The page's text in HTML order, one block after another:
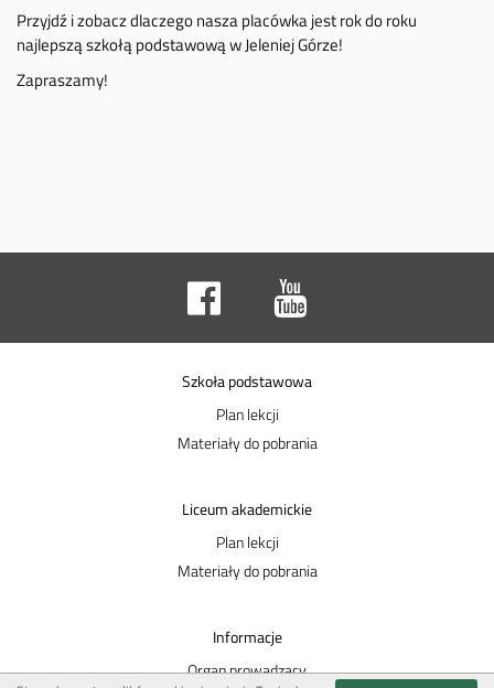
Przyjdź i zobacz dlaczego nasza placówka jest rok do roku
najlepszą szkołą podstawową w Jeleniej Górze!
Zapraszamy!
Szkoła podstawowa
Plan lekcji
Materiały do pobrania
Liceum akademickie
Plan lekcji
Materiały do pobrania
Informacje
Organ prowadzący